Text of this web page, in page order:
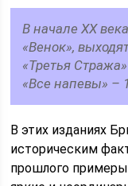
В начале ХХ
«Венок»,
«Третья
«Все напевы» –
В этих изданиях
историческим
прошлого